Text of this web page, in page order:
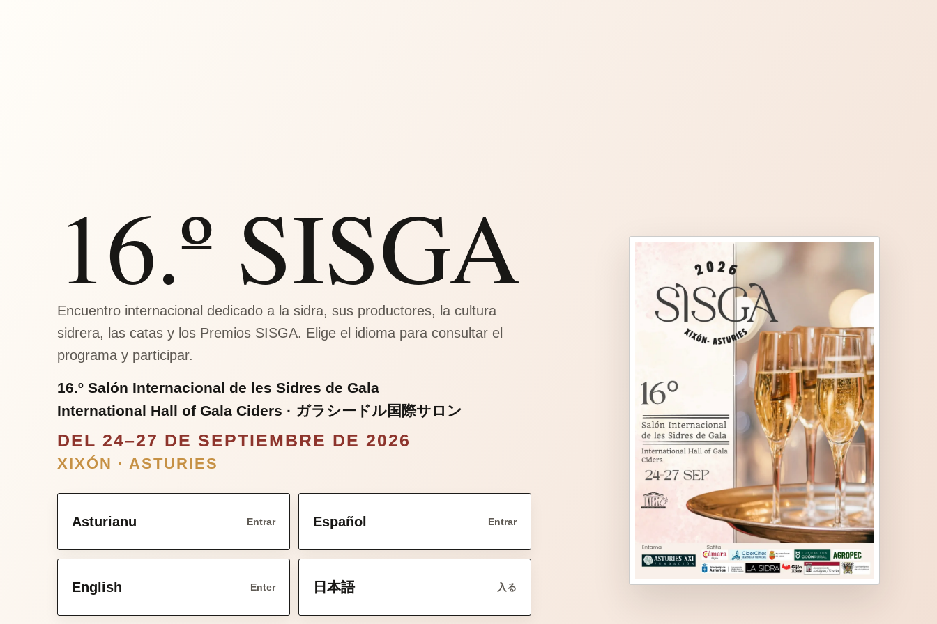
16.º SISGA
Encuentro internacional dedicado a la sidra, sus productores, la cultura
sidrera, las catas y los Premios SISGA. Elige el idioma para consultar el
programa y participar.
16.º Salón Internacional de les Sidres de Gala
International Hall of Gala Ciders · ガラシードル国際サロン
DEL 24–27 DE SEPTIEMBRE DE 2026
XIXÓN · ASTURIES
Asturianu Entrar Español Entrar
English Enter 日本語 入る